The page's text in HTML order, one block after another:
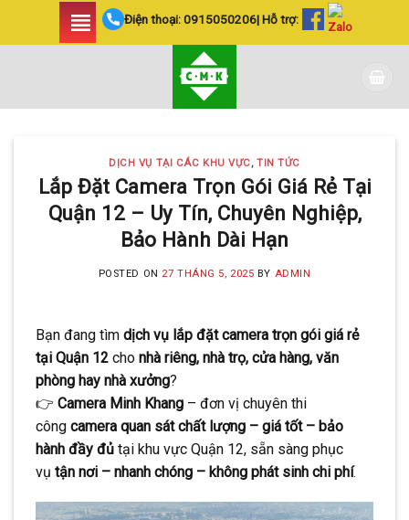
Điện thoại:0915050206| Hỗ trợ:
DỊCH VỤ TẠI CÁC KHU VỰC,TIN TỨC
Lắp Đặt Camera Trọn Gói Giá Rẻ Tại
Quận 12 – Uy Tín, Chuyên Nghiệp,
Bảo Hành Dài Hạn
POSTED ON 27 THÁNG 5, 2025 BY ADMIN
Bạn đang tìm dịch vụ lắp đặt camera trọn gói giá rẻ
tại Quận 12 cho nhà riêng, nhà trọ, cửa hàng, văn
phòng hay nhà xưởng?
👉 Camera Minh Khang – đơn vị chuyên thi
công camera quan sát chất lượng – giá tốt – bảo
hành đầy đủ tại khu vực Quận 12, sẵn sàng phục
vụ tận nơi – nhanh chóng – không phát sinh chi phí.